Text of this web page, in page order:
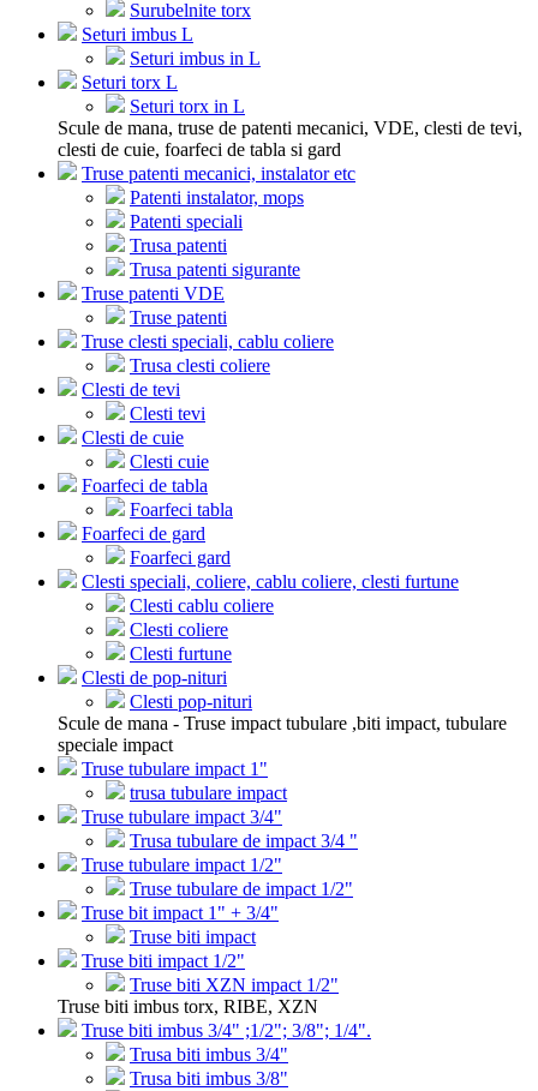
Surubelnite torx
Seturi imbus L
Seturi imbus in L
Seturi torx L
Seturi torx in L
Scule de mana, truse de patenti mecanici, VDE, clesti de tevi,
clesti de cuie, foarfeci de tabla si gard
Truse patenti mecanici, instalator etc
Patenti instalator, mops
Patenti speciali
Trusa patenti
Trusa patenti sigurante
Truse patenti VDE
Truse patenti
Truse clesti speciali, cablu coliere
Trusa clesti coliere
Clesti de tevi
Clesti tevi
Clesti de cuie
Clesti cuie
Foarfeci de tabla
Foarfeci tabla
Foarfeci de gard
Foarfeci gard
Clesti speciali, coliere, cablu coliere, clesti furtune
Clesti cablu coliere
Clesti coliere
Clesti furtune
Clesti de pop-nituri
Clesti pop-nituri
Scule de mana - Truse impact tubulare ,biti impact, tubulare
speciale impact
Truse tubulare impact 1"
trusa tubulare impact
Truse tubulare impact 3/4"
Trusa tubulare de impact 3/4 "
Truse tubulare impact 1/2"
Truse tubulare de impact 1/2"
Truse bit impact 1" + 3/4"
Truse biti impact
Truse biti impact 1/2"
Truse biti XZN impact 1/2"
Truse biti imbus torx, RIBE, XZN
Truse biti imbus 3/4" ;1/2"; 3/8"; 1/4".
Trusa biti imbus 3/4"
Trusa biti imbus 3/8"